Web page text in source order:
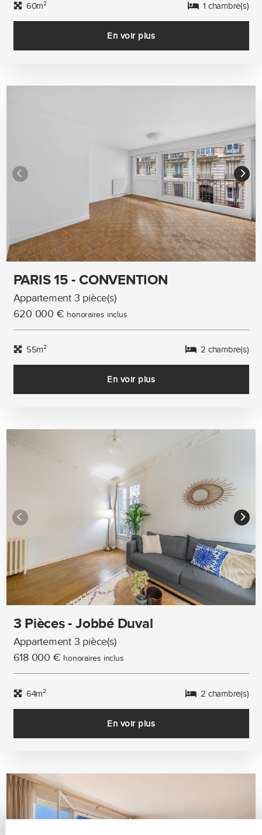
60m² 1 chambre(s)
En voir plus
PARIS 15 - CONVENTION
Appartement 3 pièce(s)
620 000 € honoraires inclus
55m² 2 chambre(s)
En voir plus
3 Pièces - Jobbé Duval
Appartement 3 pièce(s)
618 000 € honoraires inclus
64m² 2 chambre(s)
En voir plus